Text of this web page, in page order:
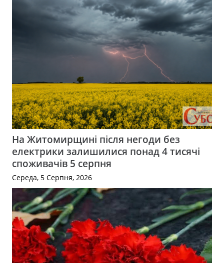
На Житомирщині після негоди без
електрики залишилися понад 4 тисячі
споживачів 5 серпня
Середа, 5 Серпня, 2026